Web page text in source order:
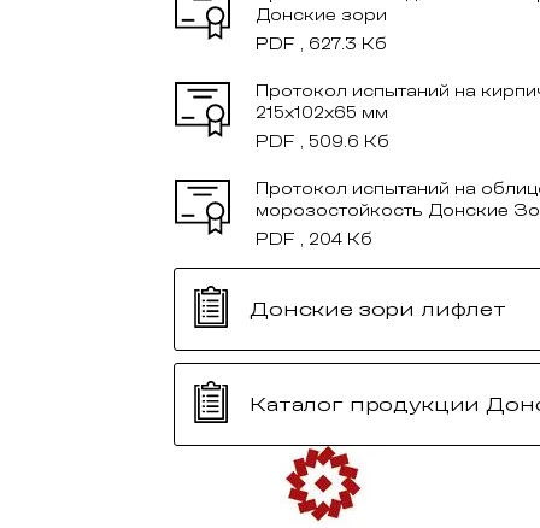
Донские зори
PDF , 627.3 Кб
Протокол испытаний на
215x102x65 мм
PDF , 509.6 Кб
Протокол испытаний на
морозостойкость Донские
PDF , 204 Кб
Донские зори лифлет
Каталог продукции